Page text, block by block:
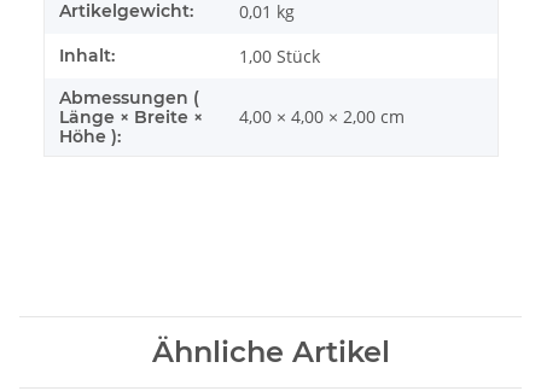
Artikelgewicht: 0,01 kg
Inhalt: 1,00 Stück
Abmessungen (
Länge × Breite ×
Höhe ):
4,00 × 4,00 × 2,00 cm
Ähnliche Artikel